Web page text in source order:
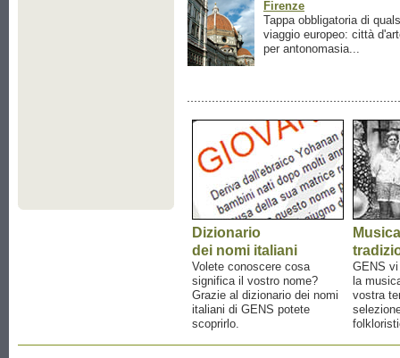
Firenze
Tappa obbligatoria di
viaggio europeo: città
per antonomasia...
Dizionario
dei nomi italiani
Volete conoscere cosa
significa il vostro nome?
Grazie al dizionario dei nomi
italiani di GENS potete
scoprirlo.
Musica
GENS
la
vostra